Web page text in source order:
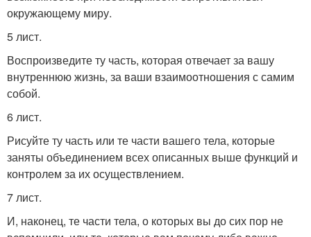
окружающему миру.
5 лист.
Воспроизведите ту часть, которая отвечает за вашу
внутреннюю жизнь, за ваши взаимоотношения с самим
собой.
6 лист.
Рисуйте ту часть или те части вашего тела, которые
заняты объединением всех описанных выше функций и
контролем за их осуществлением.
7 лист.
И, наконец, те части тела, о которых вы до сих пор не